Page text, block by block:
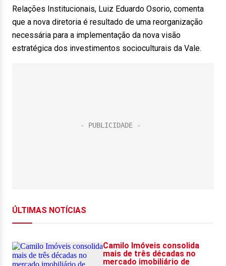
Relações Institucionais, Luiz Eduardo Osorio, comenta
que a nova diretoria é resultado de uma reorganização
necessária para a implementação da nova visão
estratégica dos investimentos socioculturais da Vale.